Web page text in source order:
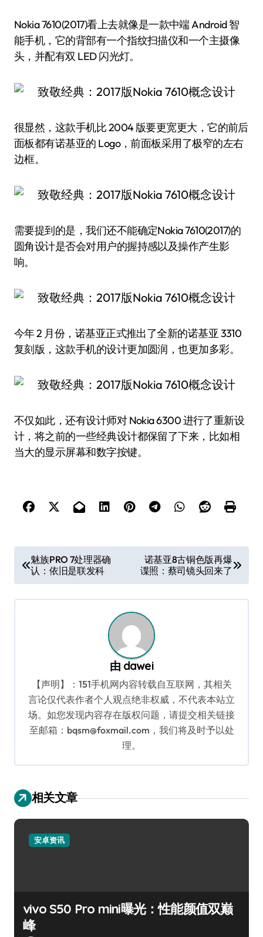
Nokia 7610(2017)看上去就像是一款中端 Android 智
能手机，它的背部有一个指纹扫描仪和一个主摄像
头，并配有双 LED 闪光灯。
很显然，这款手机比 2004 版要更宽更大，它的前后
面板都有诺基亚的 Logo，前面板采用了极窄的左右
边框。
需要提到的是，我们还不能确定Nokia 7610(2017)的
圆角设计是否会对用户的握持感以及操作产生影
响。
今年 2 月份，诺基亚正式推出了全新的诺基亚 3310
复刻版，这款手机的设计更加圆润，也更加多彩。
不仅如此，还有设计师对 Nokia 6300 进行了重新设
计，将之前的一些经典设计都保留了下来，比如相
当大的显示屏幕和数字按键。
章
导
魅族PRO 7处理器确
认：依旧是联发科
诺基亚8古铜色版再爆
谍照：蔡司镜头回来了
由 dawei
【声明】：151手机网内容转载自互联网，其相关
言论仅代表作者个人观点绝非权威，不代表本站立
场。如您发现内容存在版权问题，请提交相关链接
至邮箱：bqsm@foxmail.com，我们将及时予以处
理。
相关文章
安卓资讯
vivo S50 Pro mini曝光：性能颜值双巅
峰